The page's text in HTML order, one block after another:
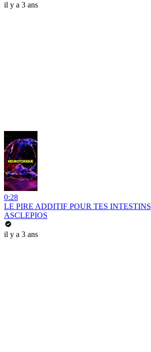
il y a 3 ans
0:28
LE PIRE ADDITIF POUR TES INTESTINS
ASCLEPIOS
il y a 3 ans